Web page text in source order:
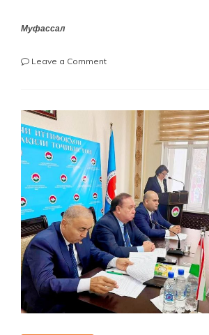
Муфассал
Leave a Commenton
ҷамъиятии
Ҷумҳурии
Тоҷикистон